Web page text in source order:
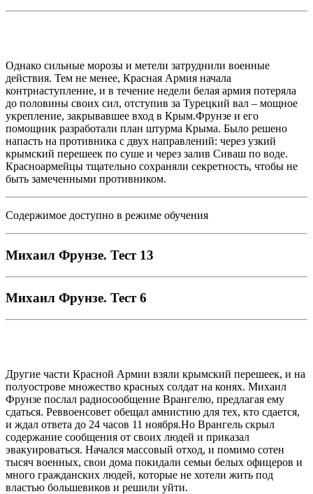
Однако сильные морозы и метели затруднили военные
действия. Тем не менее, Красная Армия начала
контрнаступление, и в течение недели белая армия потеряла
до половины своих сил, отступив за Турецкий вал – мощное
укрепление, закрывавшее вход в Крым.Фрунзе и его
помощник разработали план штурма Крыма. Было решено
напасть на противника с двух направлений: через узкий
крымский перешеек по суше и через залив Сиваш по воде.
Красноармейцы тщательно сохраняли секретность, чтобы не
быть замеченными противником.
Содержимое доступно в режиме обучения
Михаил Фрунзе. Тест 13
Михаил Фрунзе. Тест 6
Другие части Красной Армии взяли крымский перешеек, и на
полуострове множество красных солдат на конях. Михаил
Фрунзе послал радиосообщение Врангелю, предлагая ему
сдаться. Реввоенсовет обещал амнистию для тех, кто сдается,
и ждал ответа до 24 часов 11 ноября.Но Врангель скрыл
содержание сообщения от своих людей и приказал
эвакуироваться. Начался массовый отход, и помимо сотен
тысяч военных, свои дома покидали семьи белых офицеров и
много гражданских людей, которые не хотели жить под
властью большевиков и решили уйти.